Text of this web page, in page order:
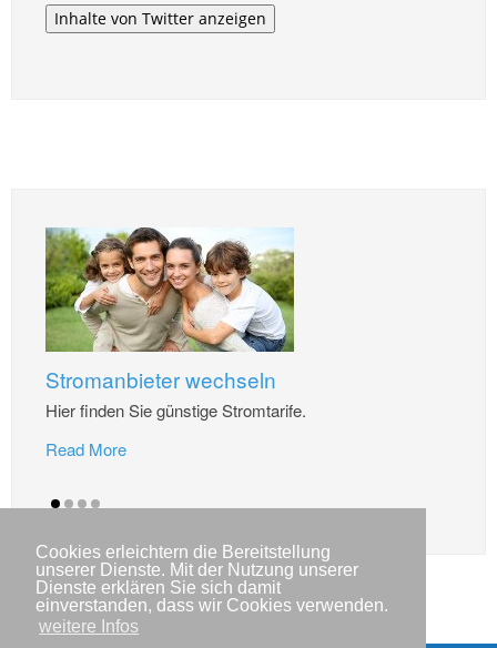
Cookies erleichtern die Bereitstellung
unserer Dienste. Mit der Nutzung unserer
Dienste erklären Sie sich damit
einverstanden, dass wir Cookies verwenden.
weitere Infos
Inhalte von Twitter anzeigen
Stromanbieter wechseln
Hier finden Sie günstige Stromtarife.
Read More